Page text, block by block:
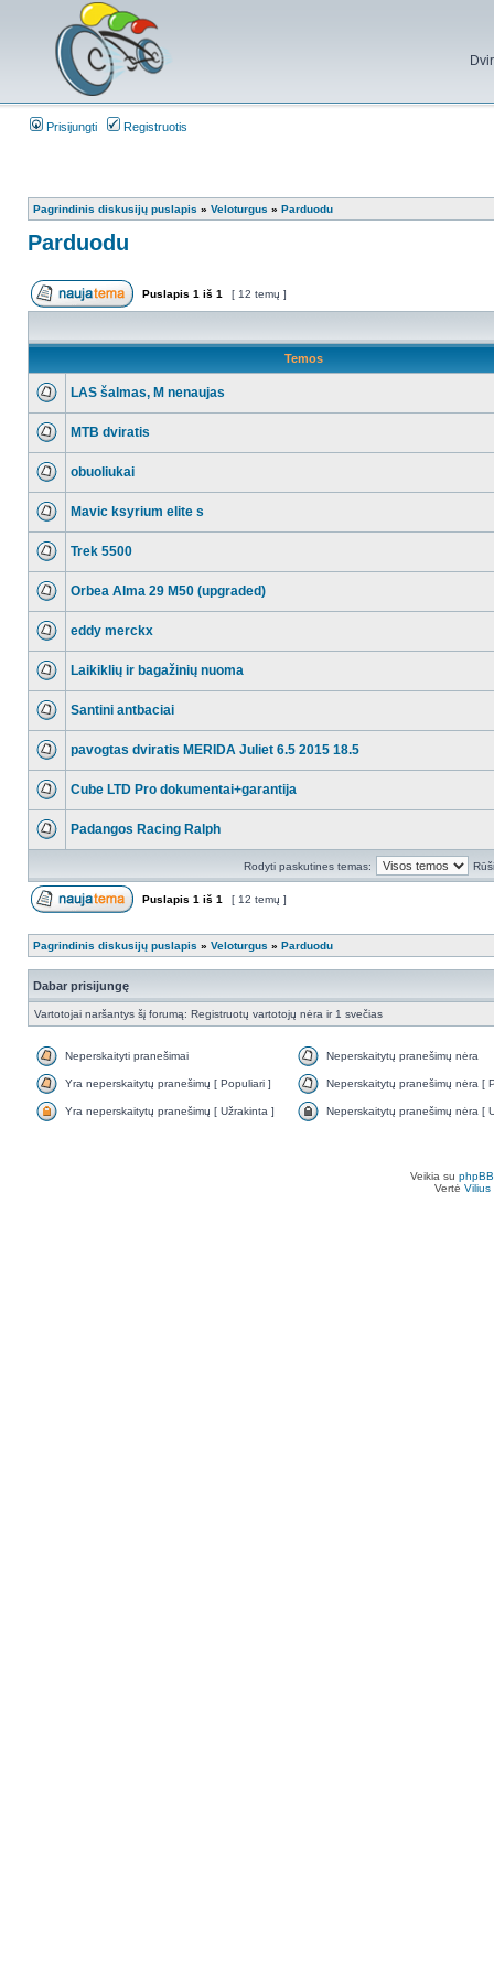
Prisijungti Registruotis
Pagrindinis diskusijų puslapis » Veloturgus » Parduodu
Parduodu
Puslapis 1 iš 1 [ 12 temų ]
Temos
LAS šalmas, M nenaujas
MTB dviratis
obuoliukai
Mavic ksyrium elite s
Trek 5500
Orbea Alma 29 M50 (upgraded)
eddy merckx
Laikiklių ir bagažinių nuoma
Santini antbaciai
pavogtas dviratis MERIDA Juliet 6.5 2015 18.5
Cube LTD Pro dokumentai+garantija
Padangos Racing Ralph
Rodyti paskutines temas:
Puslapis 1 iš 1 [ 12 temų ]
Pagrindinis diskusijų puslapis » Veloturgus » Parduodu
Dabar prisijungę
Vartotojai naršantys šį forumą: Registruotų vartotojų nėra ir 1 svečias
Neperskaityti pranešimai Neperskaitytų pranešimų nėra
Yra neperskaitytų pranešimų [ Populiari ] Neperskaitytų pranešimų nėra [
Yra neperskaitytų pranešimų [ Užrakinta ] Neperskaitytų pranešimų nėra [
Veikia su phpBB
Vertė Vilius